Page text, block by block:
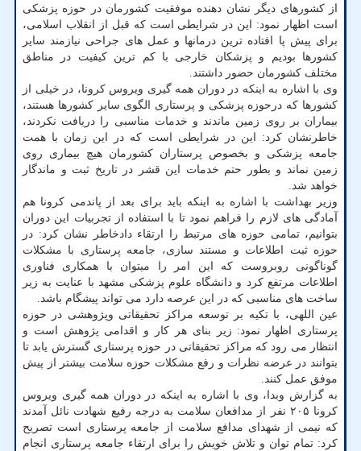
از کشورهای دیگر نشان دهنده موفقیت کشورمان در حوزه پزشکی
است اظهار نمود: این در شرایطی است که قبل از انقلاب اسلامی،
برای پیش پا افتاده ترین درمانها و عمل های جراحی نیازمند سایر
کشورها بودیم و پزشکان خارجی با کم ترین کیفیت در مناطق
مختلف کشورمان حضور داشتند.
وی با اشاره به اینکه در دوران همه گیری ویروس کرونا، در خیلی از
کشورها که درحوزه پزشکی و پرستاری الگوی سایر کشورها هستند،
بیماران بر روی زمین ماندند و خدمات مناسبی را دریافت نکردند،
خاطرنشان کرد: این در شرایطی است که در این زمان با همت
جامعه پزشکی و بخصوص پرستاران کشورمان هیچ بیماری روی
زمین نماند و بطور حتم خدمات این قشر در تاریخ ثبت و ماندگار
خواهد شد.
وزیر بهداشت با اشاره به اینکه باید برای بعد از پاندمی کرونا هم
آمادگی های لازم را فراهم نمود تا با استفاده از تجربیات این دوران
بتوانیم، تمامی حوزه های مرتبط را ارتقاء دادخاطر نشان کرد: در
حوزه ثبت اطلاعات و مستند سازی، جامعه پرستاری با مشکلات
گوناگونی روبروست که این امر را میتوان با همکاری فناوری
اطلاعات مرتفع کرد و دانشگاه علوم پزشکی مشهد با عنایت به زیر
ساخت های مناسبی که در این عرصه دارد می تواند پیشگام باشد.
عین اللهی، با تکیه بر توسعه مراکز تحقیقاتی وپژوهشی در حوزه
پرستاری اظهار نمود: زیر بنای هر کار و اقدامی پژوهش است و
انتظار می رود که مراکز تحقیقاتی در حوزه پرستاری گسترش یابد تا
بتوانند در عرضه نظرات و رفع مشکلات حوزه سلامت بیشتر از پیش
موفق عمل کنند.
به گزارش وبدا، وی با اشاره به اینکه در دوران همه گیری ویروس
کرونا ۲۰۵ نفر از مدافعان سلامت به درجه رفیع شهادت نائل آمدند
که نیمی از شهدای مدافع سلامت از جامعه پرستاری است تصریح
کرد: تمام توان و تلاش خویش را برای ارتقاء جامعه پرستاری انجام